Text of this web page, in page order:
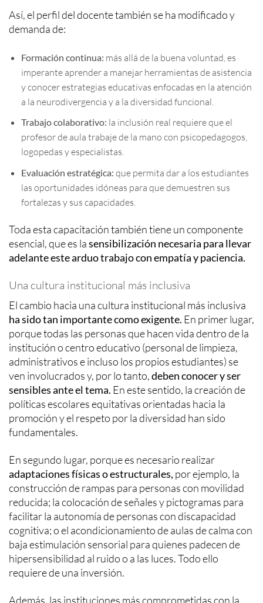
Así, el perfil del docente también se ha modificado y
demanda de:
Formación continua: más allá de la buena voluntad, es
imperante aprender a manejar herramientas de asistencia
y conocer estrategias educativas enfocadas en la atención
a la neurodivergencia y a la diversidad funcional.
Trabajo colaborativo: la inclusión real requiere que el
profesor de aula trabaje de la mano con psicopedagogos,
logopedas y especialistas.
Evaluación estratégica: que permita dar a los estudiantes
las oportunidades idóneas para que demuestren sus
fortalezas y sus capacidades.
Toda esta capacitación también tiene un componente
esencial, que es lasensibilización necesaria para llevar
adelante este arduo trabajo con empatía y paciencia.
Una cultura institucional más inclusiva
El cambio hacia una cultura institucional más inclusiva
ha sido tan importante como exigente. En primer lugar,
porque todas las personas que hacen vida dentro de la
institución o centro educativo (personal de limpieza,
administrativos e incluso los propios estudiantes) se
ven involucrados y, por lo tanto,deben conocer y ser
sensibles ante el tema. En este sentido, la creación de
políticas escolares equitativas orientadas hacia la
promoción y el respeto por la diversidad han sido
fundamentales.
En segundo lugar, porque es necesario realizar
adaptaciones físicas o estructurales, por ejemplo, la
construcción de rampas para personas con movilidad
reducida; la colocación de señales y pictogramas para
facilitar la autonomía de personas con discapacidad
cognitiva; o el acondicionamiento de aulas de calma con
baja estimulación sensorial para quienes padecen de
hipersensibilidad al ruido o a las luces. Todo ello
requiere de una inversión.
Además, las instituciones más comprometidas con la